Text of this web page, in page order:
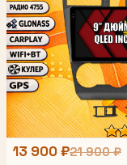
13 900 ₽21 900 ₽